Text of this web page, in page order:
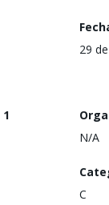
29
1
N/A
C